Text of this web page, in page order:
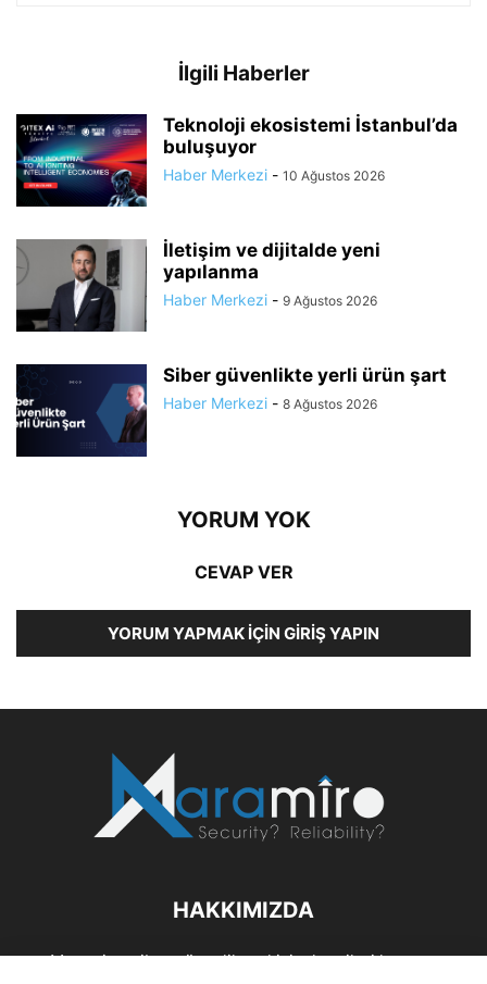
İlgili Haberler
Teknoloji ekosistemi İstanbul’da
buluşuyor
Haber Merkezi - 10 Ağustos 2026
İletişim ve dijitalde yeni
yapılanma
Haber Merkezi - 9 Ağustos 2026
Siber güvenlikte yerli ürün şart
Haber Merkezi - 8 Ağustos 2026
YORUM YOK
CEVAP VER
YORUM YAPMAK İÇIN GIRIŞ YAPIN
HAKKIMIZDA
Maramiro; siber güvenlik ve kişisel verileri koruma